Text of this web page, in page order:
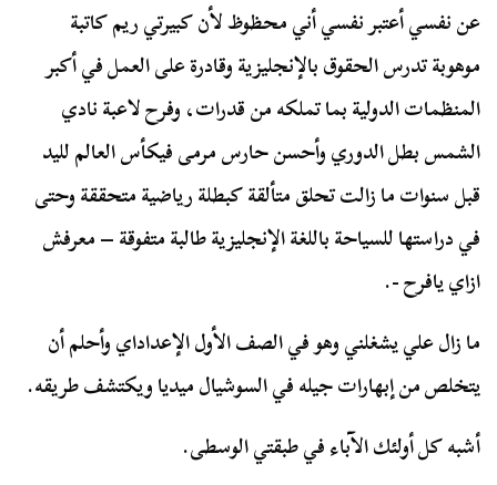
عن نفسي أعتبر نفسي أني محظوظ لأن كبيرتي ريم كاتبة
موهوبة تدرس الحقوق بالإنجليزية وقادرة على العمل في أكبر
المنظمات الدولية بما تملكه من قدرات، وفرح لاعبة نادي
الشمس بطل الدوري وأحسن حارس مرمى فيكأس العالم لليد
قبل سنوات ما زالت تحلق متألقة كبطلة رياضية متحققة وحتى
في دراستها للسياحة باللغة الإنجليزية طالبة متفوقة – معرفش
ازاي يافرح -.
ما زال علي يشغلني وهو في الصف الأول الإعداداي وأحلم أن
يتخلص من إبهارات جيله في السوشيال ميديا ويكتشف طريقه.
أشبه كل أولئك الآباء في طبقتي الوسطى.